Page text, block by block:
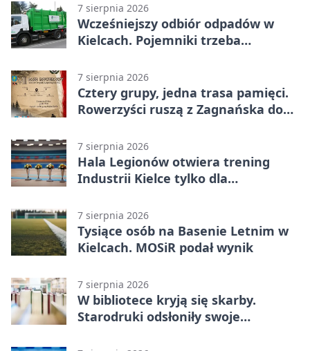
7 sierpnia 2026
Wcześniejszy odbiór odpadów w
Kielcach. Pojemniki trzeba
7 sierpnia 2026
Cztery grupy, jedna trasa pamięci.
Rowerzyści ruszą z Zagnańska do
7 sierpnia 2026
Hala Legionów otwiera trening
Industrii Kielce tylko dla
7 sierpnia 2026
Tysiące osób na Basenie Letnim w
Kielcach. MOSiR podał wynik
7 sierpnia 2026
W bibliotece kryją się skarby.
Starodruki odsłoniły swoje